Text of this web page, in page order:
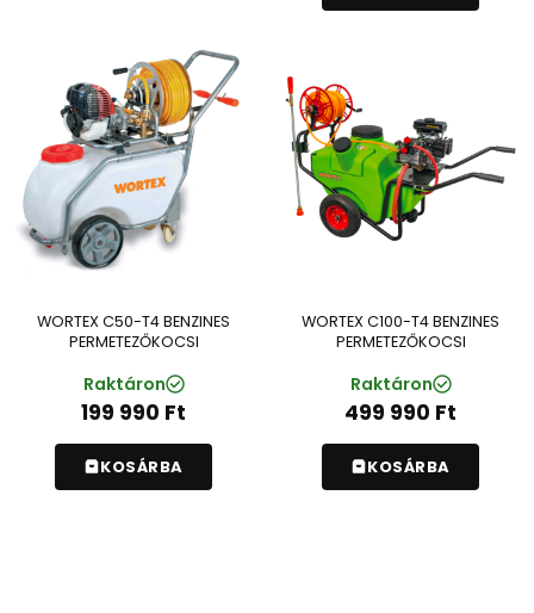
WORTEX C50-T4 BENZINES
PERMETEZŐKOCSI
Raktáron
199 990 Ft
KOSÁRBA
WORTEX C100-T4 BENZINES
PERMETEZŐKOCSI
Raktáron
499 990 Ft
KOSÁRBA